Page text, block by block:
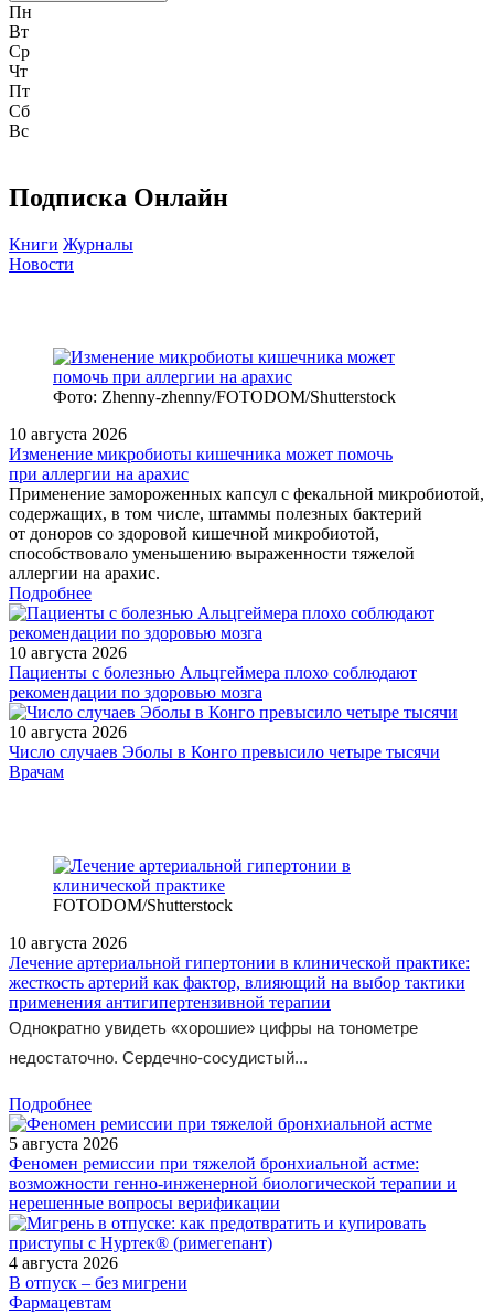
Пн
Вт
Ср
Чт
Пт
Сб
Вс
Подписка Онлайн
Книги Журналы
Новости
Фото: Zhenny-zhenny/FOTODOM/Shutterstock
10 августа 2026
Изменение микробиоты кишечника может помочь
при аллергии на арахис
Применение замороженных капсул с фекальной микробиотой,
содержащих, в том числе, штаммы полезных бактерий
от доноров со здоровой кишечной микробиотой,
способствовало уменьшению выраженности тяжелой
аллергии на арахис.
Подробнее
10 августа 2026
Пациенты с болезнью Альцгеймера плохо соблюдают
рекомендации по здоровью мозга
10 августа 2026
Число случаев Эболы в Конго превысило четыре тысячи
/doctor/gynaecology/beremennost-laktatsiya-i-kaltsiy-
Врачам
FOTODOM/Shutterstock
10 августа 2026
Лечение артериальной гипертонии в клинической практике:
жесткость артерий как фактор, влияющий на выбор тактики
применения антигипертензивной терапии
Однократно увидеть «хорошие» цифры на тонометре
недостаточно. Сердечно-сосудистый...
Подробнее
5 августа 2026
Феномен ремиссии при тяжелой бронхиальной астме:
возможности генно-инженерной биологической терапии и
нерешенные вопросы верификации
4 августа 2026
В отпуск – без мигрени
Фармацевтам